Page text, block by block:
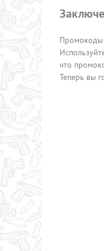
Промокоды
что
Теперь вы